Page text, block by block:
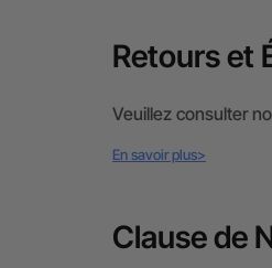
Retours et
Veuillez consulter
En savoir plus>
Clause de